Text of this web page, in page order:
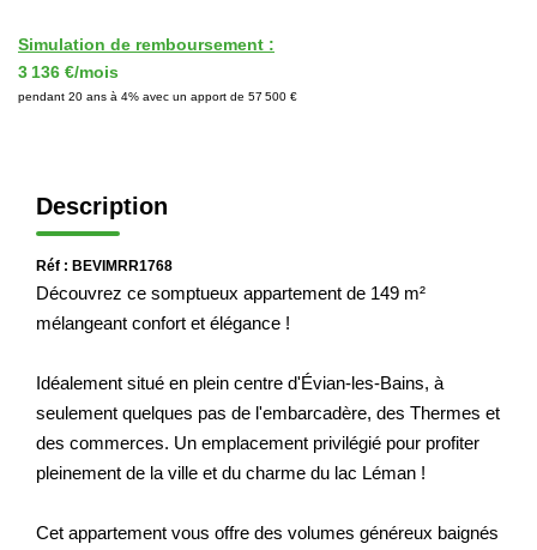
Nos Actualités
CONTACT
EXTRANET CLIENTS
Simulation de remboursement :
3 136 €/mois
pendant 20 ans à 4% avec un apport de 57 500 €
Description
Réf : BEVIMRR1768
Découvrez ce somptueux appartement de 149 m²
mélangeant confort et élégance !
Idéalement situé en plein centre d'Évian-les-Bains, à
seulement quelques pas de l'embarcadère, des Thermes et
des commerces. Un emplacement privilégié pour profiter
pleinement de la ville et du charme du lac Léman !
Cet appartement vous offre des volumes généreux baignés